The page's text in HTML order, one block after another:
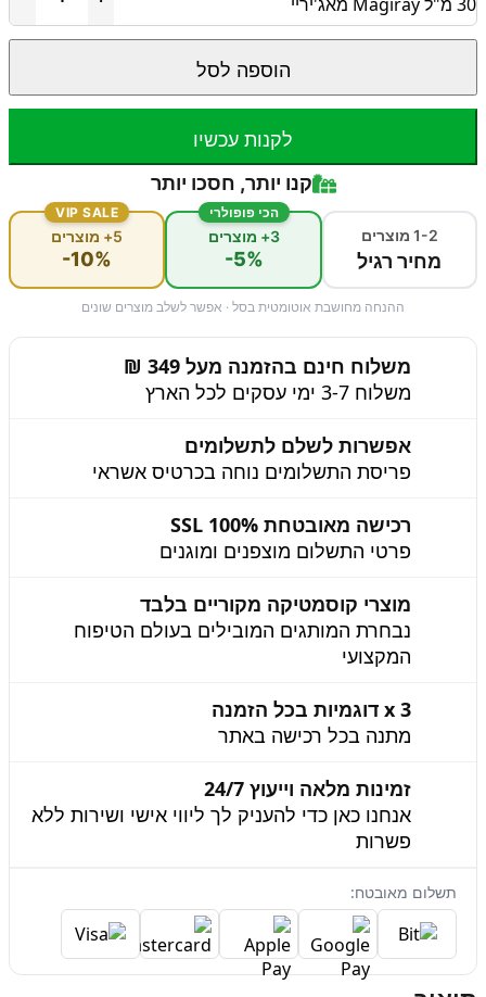
הוספה לסל
לקנות עכשיו
קנו יותר, חסכו יותר
1-2 מוצרים
מחיר רגיל
הכי פופולרי
3+ מוצרים
-5%
VIP SALE
5+ מוצרים
-10%
ההנחה מחושבת אוטומטית בסל · אפשר לשלב מוצרים שונים
משלוח חינם בהזמנה מעל 349 ₪
משלוח 3-7 ימי עסקים לכל הארץ
אפשרות לשלם לתשלומים
פריסת התשלומים נוחה בכרטיס אשראי
רכישה מאובטחת 100% SSL
פרטי התשלום מוצפנים ומוגנים
מוצרי קוסמטיקה מקוריים בלבד
נבחרת המותגים המובילים בעולם הטיפוח
המקצועי
3 x דוגמיות בכל הזמנה
מתנה בכל רכישה באתר
זמינות מלאה וייעוץ 24/7
אנחנו כאן כדי להעניק לך ליווי אישי ושירות ללא
פשרות
תשלום מאובטח: